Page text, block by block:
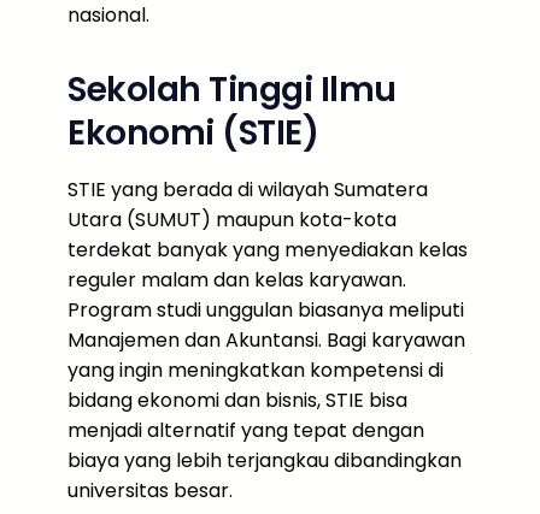
nasional.
Sekolah Tinggi Ilmu
Ekonomi (STIE)
STIE yang berada di wilayah Sumatera
Utara (SUMUT) maupun kota-kota
terdekat banyak yang menyediakan kelas
reguler malam dan kelas karyawan.
Program studi unggulan biasanya meliputi
Manajemen dan Akuntansi. Bagi karyawan
yang ingin meningkatkan kompetensi di
bidang ekonomi dan bisnis, STIE bisa
menjadi alternatif yang tepat dengan
biaya yang lebih terjangkau dibandingkan
universitas besar.